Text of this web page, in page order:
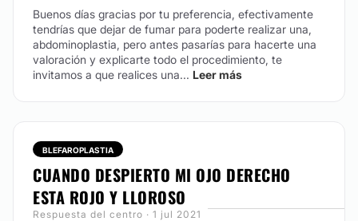
Buenos días gracias por tu preferencia, efectivamente
tendrías que dejar de fumar para poderte realizar una,
abdominoplastia, pero antes pasarías para hacerte una
valoración y explicarte todo el procedimiento, te
invitamos a que realices una... Leer más
BLEFAROPLASTIA
CUANDO DESPIERTO MI OJO DERECHO
ESTA ROJO Y LLOROSO
Respuesta del centro · 1 jul 2021